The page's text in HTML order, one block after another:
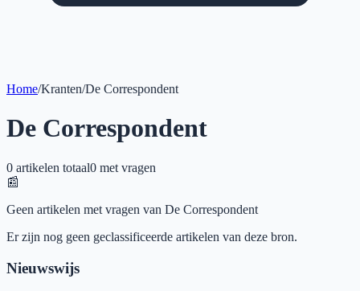
Home/Kranten/De Correspondent
De Correspondent
0 artikelen totaal0 met vragen
📰
Geen artikelen met vragen van De Correspondent
Er zijn nog geen geclassificeerde artikelen van deze bron.
Nieuwswijs